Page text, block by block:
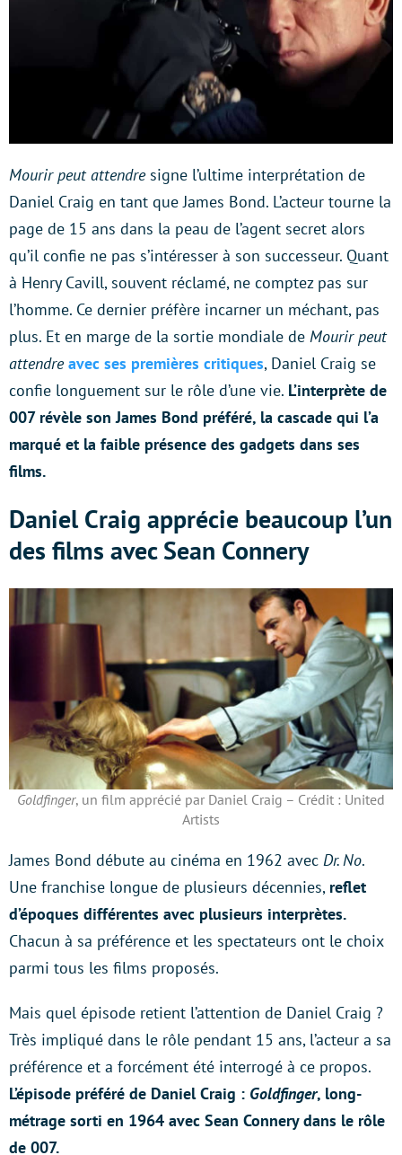
Mourir peut attendresigne l’ultime interprétation de
Daniel Craig en tant que James Bond. L’acteur tourne la
page de 15 ans dans la peau de l’agent secret alors
qu’il confie ne pas s’intéresser à son successeur. Quant
à Henry Cavill, souvent réclamé, ne comptez pas sur
l’homme. Ce dernier préfère incarner un méchant, pas
plus. Et en marge de la sortie mondiale de Mourir peut
attendre avec ses premières critiques, Daniel Craig se
confie longuement sur le rôle d’une vie. L’interprète de
007 révèle son James Bond préféré, la cascade qui l’a
marqué et la faible présence des gadgets dans ses
films.
Daniel Craig apprécie beaucoup l’un
des films avec Sean Connery
Goldfinger, un film apprécié par Daniel Craig – Crédit : United
Artists
James Bond débute au cinéma en 1962 avec Dr. No.
Une franchise longue de plusieurs décennies, reflet
d’époques différentes avec plusieurs interprètes.
Chacun à sa préférence et les spectateurs ont le choix
parmi tous les films proposés.
Mais quel épisode retient l’attention de Daniel Craig ?
Très impliqué dans le rôle pendant 15 ans, l’acteur a sa
préférence et a forcément été interrogé à ce propos.
L’épisode préféré de Daniel Craig : Goldfinger, long-
métrage sorti en 1964 avec Sean Connery dans le rôle
de 007.